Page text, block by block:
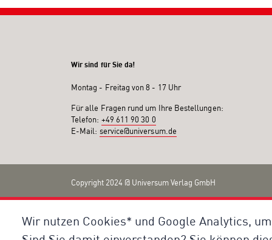
Wir nutzen Cookies* und Google Analytics,
Wir sind für Sie da!
Montag - Freitag von 8 - 17 Uhr
Für alle Fragen rund um Ihre Bestellungen:
Telefon: +49 611 90 30 0
E-Mail: service@universum.de
Copyright 2024 @ Universum Verlag GmbH